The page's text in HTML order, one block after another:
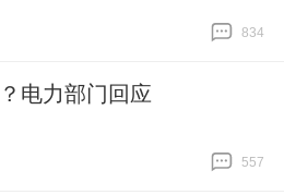
834
电力部门回应
557